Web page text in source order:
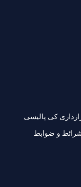
کی پالیسی
و ضوابط